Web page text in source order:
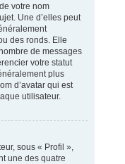
votre nom
Une d’elles peut
des ronds. Elle
de messages
votre statut
plus
d’avatar qui est
utilisateur.
sous « Profil »,
une des quatre